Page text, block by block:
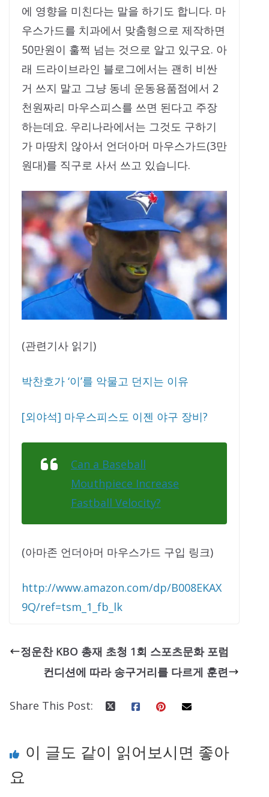
에 영향을 미친다는 말을 하기도 합니다. 마
우스가드를 치과에서 맞춤형으로 제작하면
50만원이 훌쩍 넘는 것으로 알고 있구요. 아
래 드라이브라인 블로그에서는 괜히 비싼
거 쓰지 말고 그냥 동네 운동용품점에서 2
천원짜리 마우스피스를 쓰면 된다고 주장
하는데요. 우리나라에서는 그것도 구하기
가 마땅치 않아서 언더아머 마우스가드(3만
원대)를 직구로 사서 쓰고 있습니다.
(관련기사 읽기)
박찬호가 ‘이’를 악물고 던지는 이유
[외야석] 마우스피스도 이젠 야구 장비?
Can a Baseball
Mouthpiece Increase
Fastball Velocity?
(아마존 언더아머 마우스가드 구입 링크)
http://www.amazon.com/dp/B008EKAX
9Q/ref=tsm_1_fb_lk
정운찬 KBO 총재 초청 1회 스포츠문화 포럼
컨디션에 따라 송구거리를 다르게 훈련
Share This Post:
이 글도 같이 읽어보시면 좋아
요